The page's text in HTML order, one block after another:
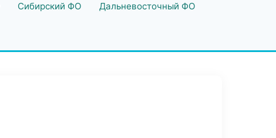
Сибирский ФО Дальневосточный ФО